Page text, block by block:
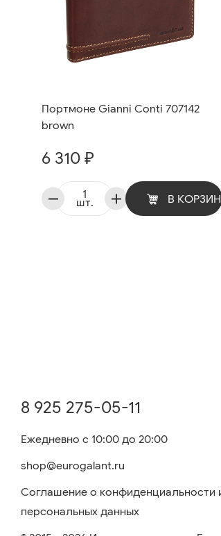
Портмоне Gianni Conti 707142
brown
6 310 ₽
шт. В
8 925 275-05-11
Ежедневно с 10:00 до 20:00
shop@eurogalant.ru
Соглашение о конфиденциальности
персональных данных